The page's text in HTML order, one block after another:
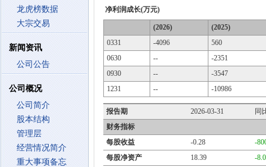
龙虎榜数据
大宗交易
新闻资讯
公司公告
公司概况
公司简介
股本结构
管理层
经营情况简介
重大事项备忘
净利润成长(万元)
(2026)
(2025)
0331
-4096
560
0630
--
-2351
0930
--
-3547
1231
-- -10986
报告期 2026-03-31
同
财务指标
每股收益
-0.28
-
每股净资产
18.39
-